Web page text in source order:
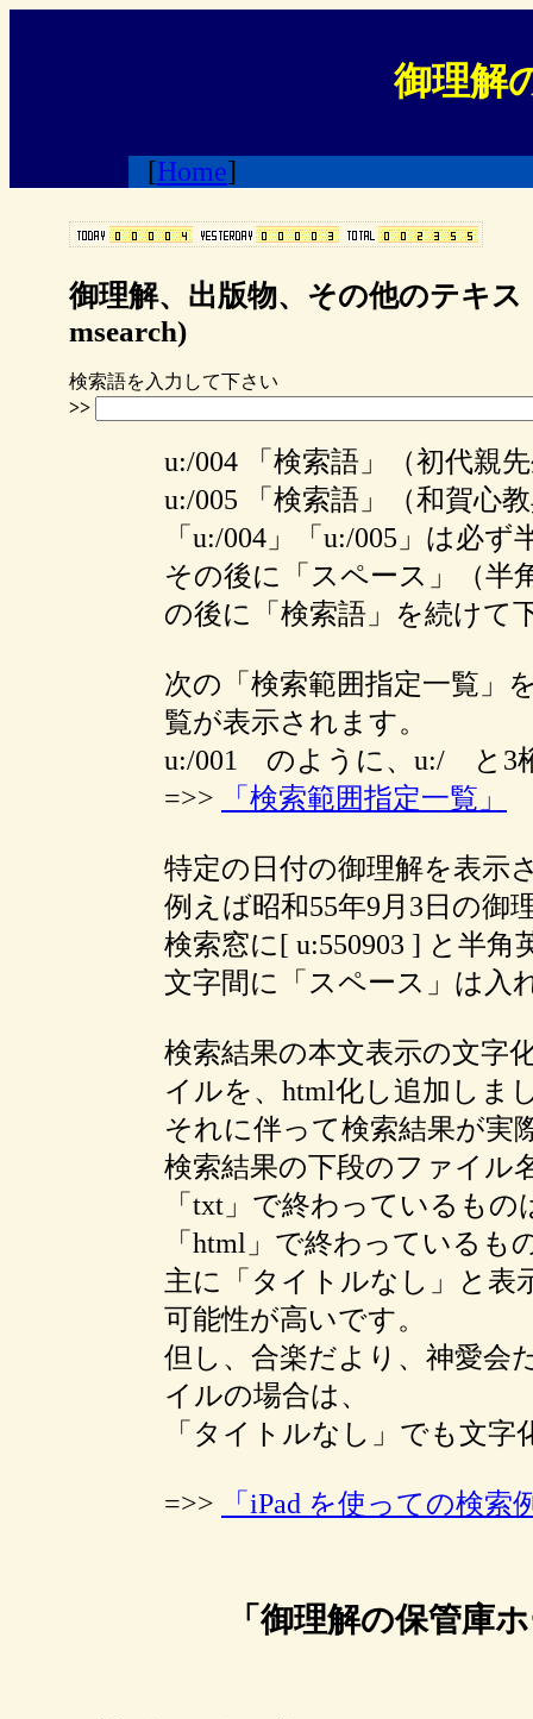
御理解
[Home]
御理解、出版物、その他のテキ
msearch)
検索語を入力して下さい
>>
u:/004 「検索語」（初代親
u:/005 「検索語」（和賀心
「u:/004」「u:/005」は必
その後に「スペース」（半
の後に「検索語」を続けて
次の「検索範囲指定一覧」
覧が表示されます。
u:/001 のように、u:/ と3
=>>
「検索範囲指定一覧」
特定の日付の御理解を表示
例えば昭和55年9月3日の御
検索窓に[ u:550903 ] と半
文字間に「スペース」は入
検索結果の本文表示の文字
イルを、html化し追加しま
それに伴って検索結果が実
検索結果の下段のファイル
「txt」で終わっているもの
「html」で終わっている
主に「タイトルなし」と表
可能性が高いです。
但し、合楽だより、神愛会
イルの場合は、
「タイトルなし」でも文
=>> 「iPad を使っての検
「御理解の保管庫